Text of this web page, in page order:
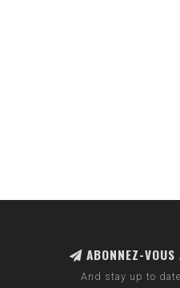
ABONNEZ-VOUS
And stay up to